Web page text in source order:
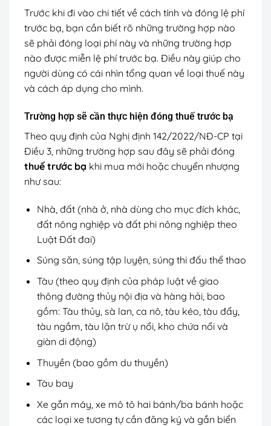
Trước khi đi vào chi tiết về cách tính và đóng lệ phí
trước bạ, bạn cần biết rõ những trường hợp nào
sẽ phải đóng loại phí này và những trường hợp
nào được miễn lệ phí trước bạ. Điều này giúp cho
người dùng có cái nhìn tổng quan về loại thuế này
và cách áp dụng cho mình.
Trường hợp sẽ cần thực hiện đóng thuế trước bạ
Theo quy định của Nghị định 142/2022/NĐ-CP tại
Điều 3, những trường hợp sau đây sẽ phải đóng
thuế trước bạ khi mua mới hoặc chuyển nhượng
như sau:
Nhà, đất (nhà ở, nhà dùng cho mục đích khác,
đất nông nghiệp và đất phi nông nghiệp theo
Luật Đất đai)
Súng săn, súng tập luyện, súng thi đấu thể thao
Tàu (theo quy định của pháp luật về giao
thông đường thủy nội địa và hàng hải, bao
gồm: Tàu thủy, sà lan, ca nô, tàu kéo, tàu đẩy,
tàu ngầm, tàu lặn trừ ụ nổi, kho chứa nổi và
giàn di động)
Thuyền (bao gồm du thuyền)
Tàu bay
Xe gắn máy, xe mô tô hai bánh/ba bánh hoặc
các loại xe tương tự cần đăng ký và gắn biển